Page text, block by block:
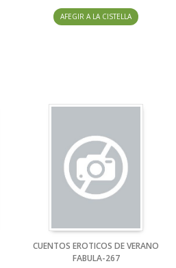
AFEGIR A LA CISTELLA
CUENTOS EROTICOS DE VERANO
FABULA-267